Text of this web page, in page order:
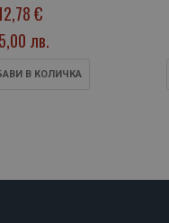
€
лв.
В КОЛИЧКА